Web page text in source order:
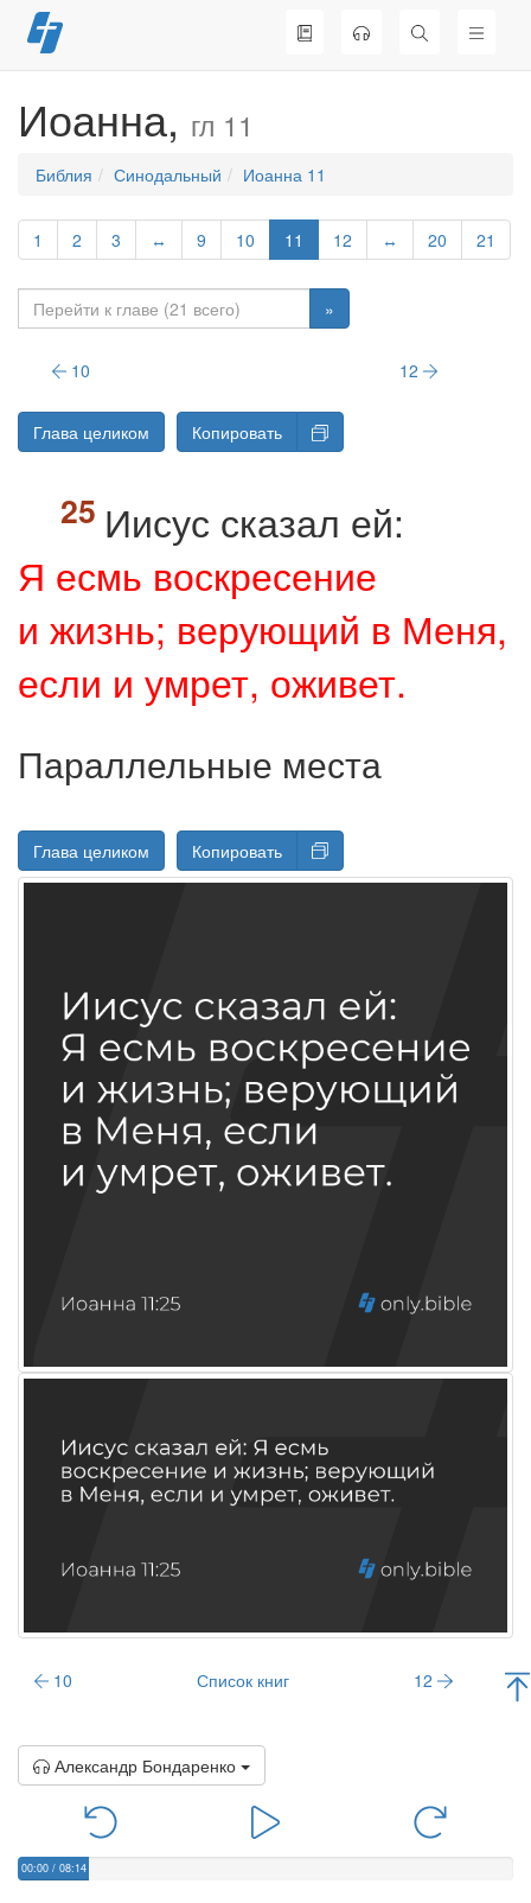
Перейти
к
Иоанна, гл 11
Библия Синодальный Иоанна 11
1 2 3 ↔ 9 10 11 12 ↔ 20 21
»
10 12
Глава целиком Копировать
Иисус сказал ей:
Я есмь воскресение
и жизнь; верующий в Меня,
если и умрет, оживет.
Параллельные места
Глава целиком Копировать
10 Список книг 12
Александр Бондаренко
00:00 / 08:14